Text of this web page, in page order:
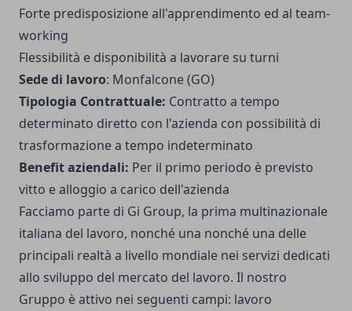
Forte predisposizione all'apprendimento ed al team-
working
Flessibilità e disponibilità a lavorare su turni
Sede di lavoro: Monfalcone (GO)
Tipologia Contrattuale: Contratto a tempo
determinato diretto con l'azienda con possibilità di
trasformazione a tempo indeterminato
Benefit aziendali: Per il primo periodo è previsto
vitto e alloggio a carico dell'azienda
Facciamo parte di Gi Group, la prima multinazionale
italiana del lavoro, nonché una nonché una delle
principali realtà a livello mondiale nei servizi dedicati
allo sviluppo del mercato del lavoro. Il nostro
Gruppo è attivo nei seguenti campi: lavoro